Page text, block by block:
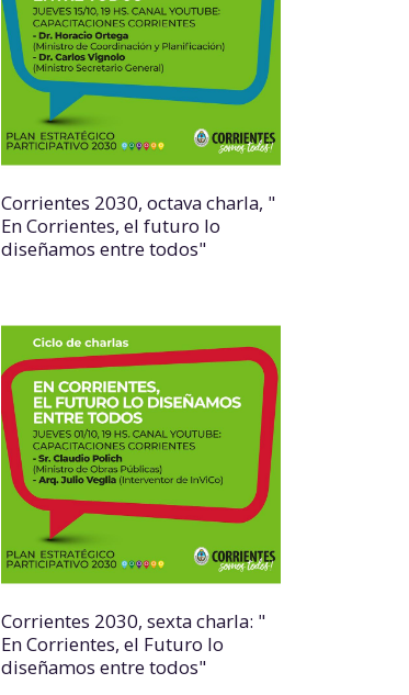
Corrientes 2030, octava charla, "
En Corrientes, el futuro lo
diseñamos entre todos"
Corrientes 2030, sexta charla: "
En Corrientes, el Futuro lo
diseñamos entre todos"